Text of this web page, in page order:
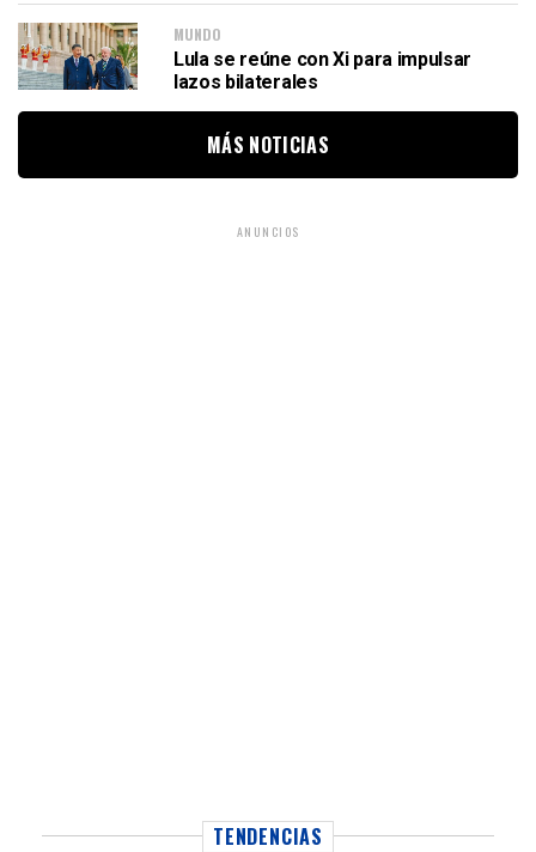
MUNDO
Lula se reúne con Xi para impulsar
lazos bilaterales
MÁS NOTICIAS
ANUNCIOS
TENDENCIAS